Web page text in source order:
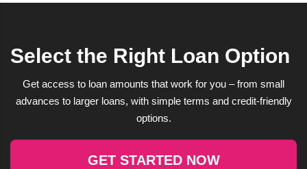
Select the Right Loan Option
Get access to loan amounts that work for you – from small
advances to larger loans, with simple terms and credit-friendly
options.
GET STARTED NOW